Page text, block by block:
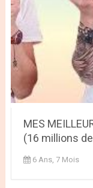
MES
(16 millions
6 Ans, 7 Mois